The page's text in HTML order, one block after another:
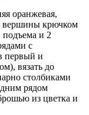
оранжевая,
вершины крючком
и 2
с
первый и
вязать до
столбиками
рядом
из цветка и